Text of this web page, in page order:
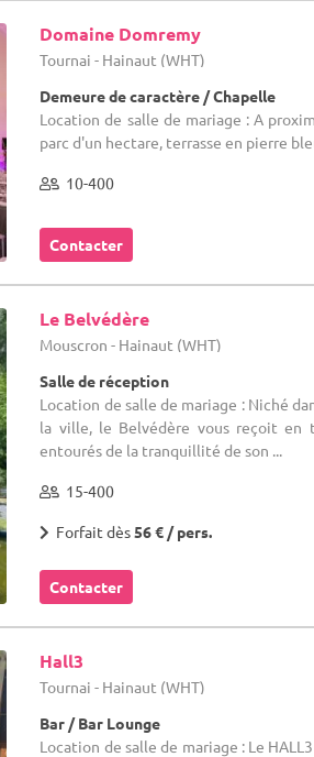
Domaine Domremy
Tournai - Hainaut (WHT)
Demeure de caractère / Chapelle
Location de salle de mariage : A
parc d'un hectare, terrasse en pierre
10-400
Contacter
Le Belvédère
Mouscron - Hainaut (WHT)
Salle de réception
Location de salle de mariage : Niché
la ville, le Belvédère vous reçoit en
entourés de la tranquillité de son ...
15-400
Forfait dès56 € / pers.
Contacter
Hall3
Tournai - Hainaut (WHT)
Bar / Bar Lounge
Location de salle de mariage : Le